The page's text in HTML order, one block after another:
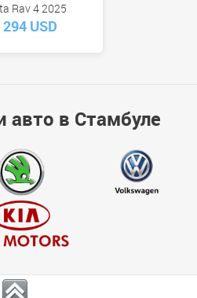
Rav 4 2025
USD
авто в Стамбуле